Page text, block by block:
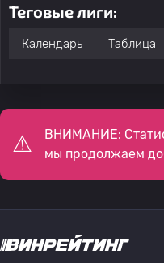
Теговые лиги:
Календарь Таблица
ВНИМАНИЕ:
мы продолжаем